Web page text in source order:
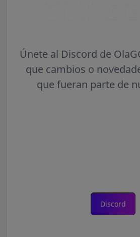
Únete al Discord de
que cambios o
que fueran parte de
Discord